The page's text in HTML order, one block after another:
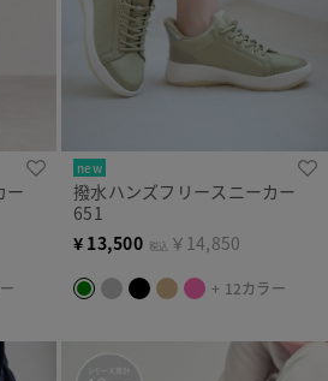
ー
new
撥水ハンズフリースニーカー
651
¥ 13,500 税込 ￥14,850
+ 12カラー